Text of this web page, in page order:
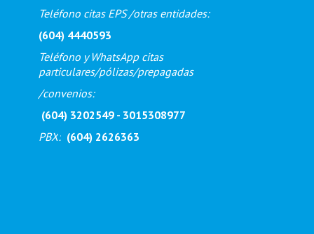
Teléfono citas EPS /otras entidades:
(604) 4440593
Teléfono y WhatsApp citas
particulares/pólizas/prepagadas
/convenios:
(604) 3202549 - 3015308977
PBX: (604) 2626363